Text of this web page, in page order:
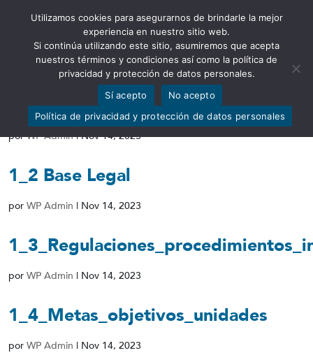
Abrir barra de herramientas
1_1_Estructura_organica
porWP Admin|Nov 14, 2023
1_2 Base Legal
por WP Admin | Nov 14, 2023
por WP Admin | Nov 14, 2023
1_4_Metas_objetivos_unidades
por WP Admin | Nov 14, 2023
Utilizamos cookies para asegurarnos de brindarle la mejor
experiencia en nuestro sitio web.
Si continúa utilizando este sitio, asumiremos que acepta
nuestros términos y condiciones así como la política de
privacidad y protección de datos personales.
Sí acepto
No acepto
Política de privacidad y protección de datos personales